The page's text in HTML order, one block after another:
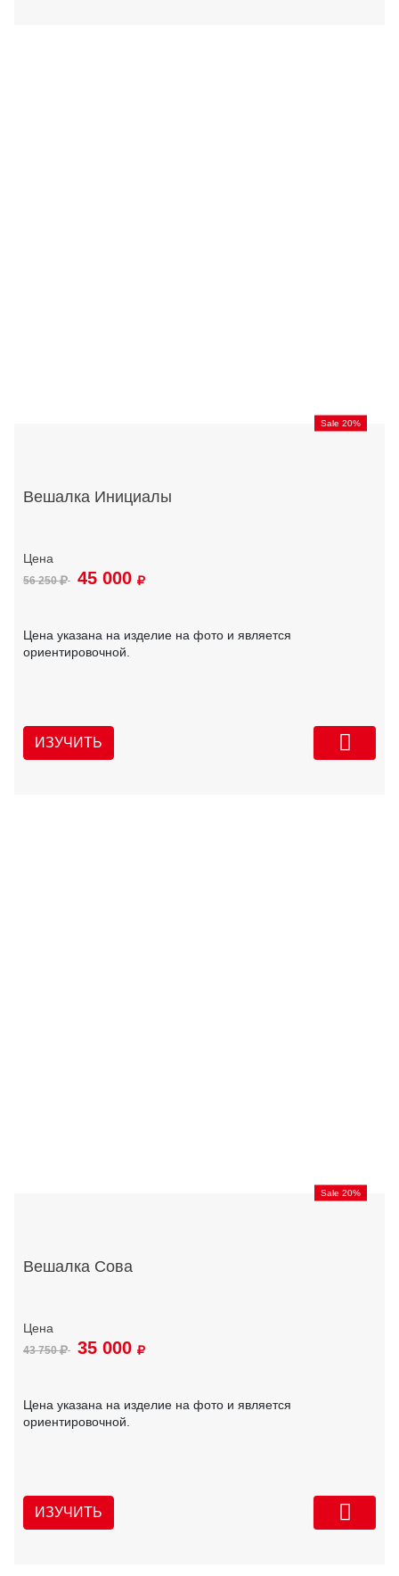
Sale 20%
Вешалка Инициалы
56 250 45 000
Цена указана на изделие на фото и является
ориентировочной.
ИЗУЧИТЬ
Sale 20%
Вешалка Сова
43 750 35 000
Цена указана на изделие на фото и является
ориентировочной.
ИЗУЧИТЬ